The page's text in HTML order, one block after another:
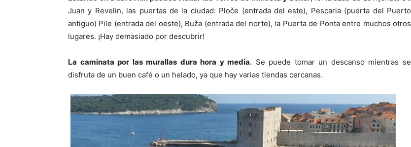
Juan y Revelin, las puertas de la ciudad: Ploče (entrada del este), Pescaria (puerta del Puerto
antiguo) Pile (entrada del oeste), Buža (entrada del norte), la Puerta de Ponta entre muchos otros
lugares. ¡Hay demasiado por descubrir!
La caminata por las murallas dura hora y media. Se puede tomar un descanso mientras se
disfruta de un buen café o un helado, ya que hay varias tiendas cercanas.